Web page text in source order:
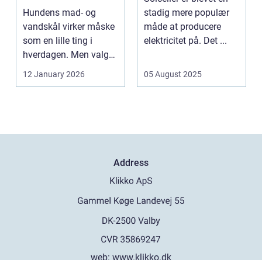
hund
Hundens mad- og
vandskål virker måske
som en lille ting i
hverdagen. Men valg
12 January 2026
stadig mere populær
måde at producere
elektricitet på. Det ...
05 August 2025
Address
web: www.klikko.dk